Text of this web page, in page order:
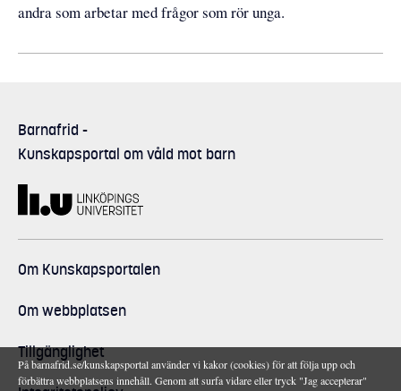
andra som arbetar med frågor som rör unga.
Barnafrid -
Kunskapsportal om våld mot barn
Om Kunskapsportalen
Om webbplatsen
Tillgänglighet
På barnafrid.se/kunskapsportal använder vi kakor (cookies) för att följa upp och
förbättra webbplatsens innehåll. Genom att surfa vidare eller tryck "Jag accepterar"